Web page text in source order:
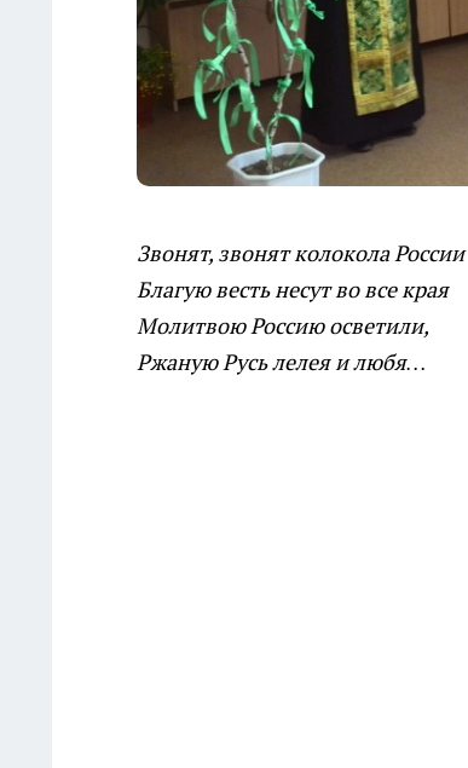
Звонят, звонят колокола России
Благую весть несут во все края
Молитвою Россию осветили,
Ржаную Русь лелея и любя…